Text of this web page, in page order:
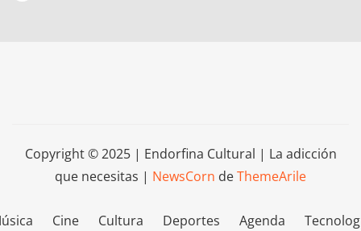
Copyright © 2025 | Endorfina Cultural | La adicción
que necesitas | NewsCorn deThemeArile
Cine Cultura Deportes Agenda